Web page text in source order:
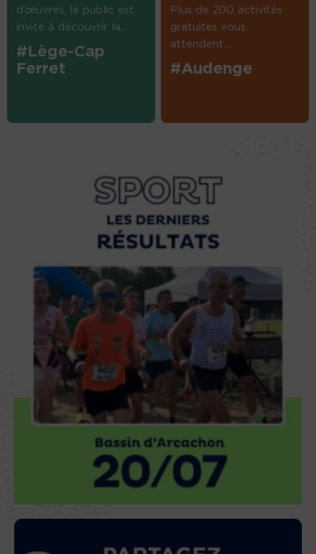
d’œuvres, le public est
invité à découvrir la...
#Lège-Cap
Ferret
Plus de 200 activités
gratuites vous
attendent....
#Audenge